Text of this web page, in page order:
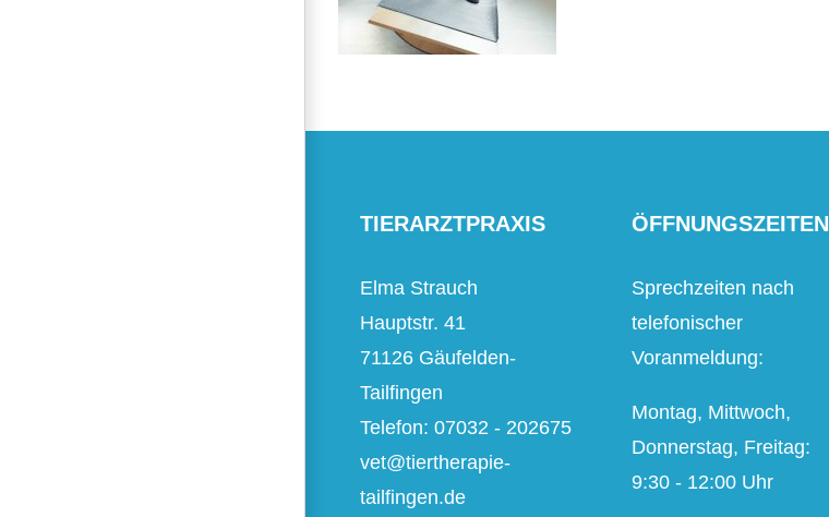
TIERARZTPRAXIS
Elma Strauch
Hauptstr. 41
71126 Gäufelden-
Tailfingen
Telefon: 07032 - 202675
vet@tiertherapie-
tailfingen.de
ÖFFNUNGSZEITEN
Sprechzeiten nach
telefonischer
Voranmeldung:
Montag, Mittwoch,
Donnerstag, Freitag:
9:30 - 12:00 Uhr